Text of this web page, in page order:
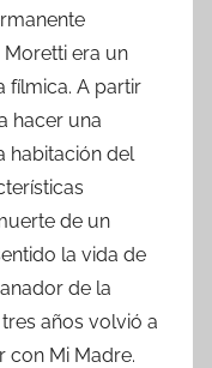
Moretti era un
fílmica. A partir
hacer una
habitación del
de un
la vida de
de la
años volvió a
con Mi Madre.